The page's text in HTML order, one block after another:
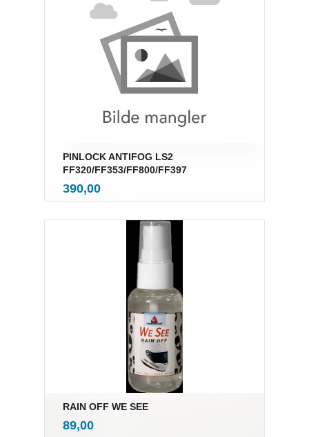
PINLOCK ANTIFOG LS2
FF320/FF353/FF800/FF397
Pris
390,00mva.
RAIN OFF WE SEE
Pris
89,00mva.